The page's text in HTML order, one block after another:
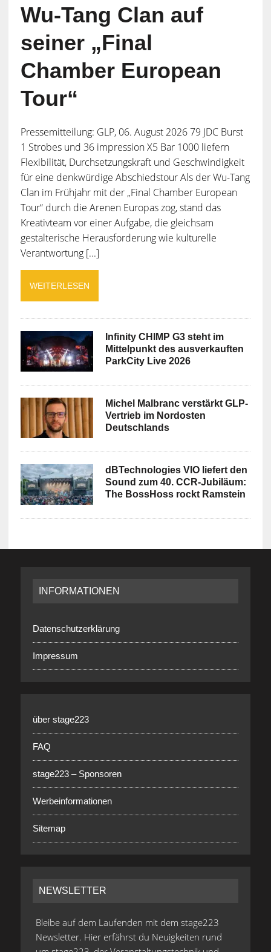
Wu-Tang Clan auf
seiner „Final
Chamber European
Tour“
Pressemitteilung: GLP, 06. August 2026 79 JDC Burst
1 Strobes und 36 impression X5 Bar 1000 liefern
Flexibilität, Durchsetzungskraft und Geschwindigkeit
für eine denkwürdige Abschiedstour Als der Wu-Tang
Clan im Frühjahr mit der „Final Chamber European
Tour“ durch die Arenen Europas zog, stand das
Kreativteam vor einer Aufgabe, die gleichsam
gestalterische Herausforderung wie kulturelle
Verantwortung [...]
WEITERLESEN
Infinity CHIMP G3 steht im
Mittelpunkt des ausverkauften
ParkCity Live 2026
Michel Malbranc verstärkt GLP-
Vertrieb im Nordosten
Deutschlands
dBTechnologies VIO liefert den
Sound zum 40. CCR-Jubiläum:
The BossHoss rockt Ramstein
INFORMATIONEN
Datenschutzerklärung
Impressum
über stage223
FAQ
stage223 – Sponsoren
Werbeinformationen
Sitemap
NEWSLETTER
Bleibe auf dem Laufenden mit dem stage223
Newsletter. Hier erfährst du Neuigkeiten rund